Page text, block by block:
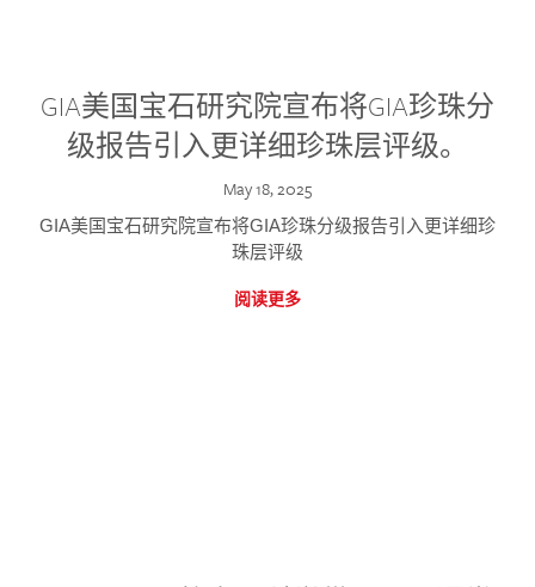
GIA美国宝石研究院宣布将GIA珍珠分
级报告引入更详细珍珠层评级。
May 18, 2025
GIA美国宝石研究院宣布将GIA珍珠分级报告引入更详细珍
珠层评级
阅读更多